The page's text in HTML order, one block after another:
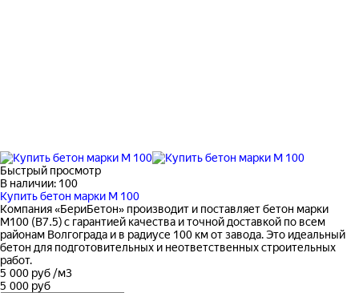
Быстрый просмотр
В наличии: 100
Купить бетон марки М 100
Компания «БериБетон» производит и поставляет бетон марки
М100 (В7.5) с гарантией качества и точной доставкой по всем
районам Волгограда и в радиусе 100 км от завода. Это идеальный
бетон для подготовительных и неответственных строительных
работ.
5 000 руб /м3
5 000 руб